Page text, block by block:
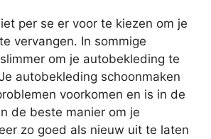
per se er voor te kiezen om je
vervangen. In sommige
om je autobekleding te
autobekleding schoonmaken
voorkomen en is in de
de beste manier om je
zo goed als nieuw uit te laten